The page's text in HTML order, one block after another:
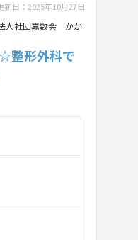
新日：2025年10月27日
人社団嘉数会 かか
整形外科で